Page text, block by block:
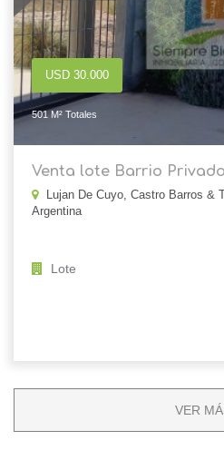
USD 30.000
501 M² Totales
Venta lote Barrio
Lujan De Cuyo, Castro Barros &
Argentina
Lote
VER